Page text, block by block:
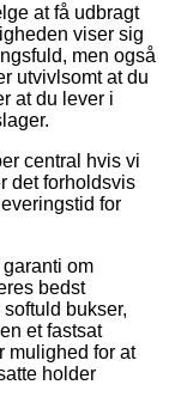
at få udbragt
viser sig
men også
utvivlsomt at du
at du lever i
central hvis vi
det forholdsvis
for
om
bedst
bukser,
et fastsat
mulighed for at
holder